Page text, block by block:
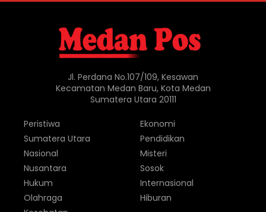
Jl. Perdana No.107/109, Kesawan
Kecamatan Medan Baru, Kota Medan
Sumatera Utara 20111
Peristiwa
Sumatera Utara
Nasional
Nusantara
Hukum
Olahraga
Ekonomi
Pendidikan
Misteri
Sosok
Internasional
Hiburan